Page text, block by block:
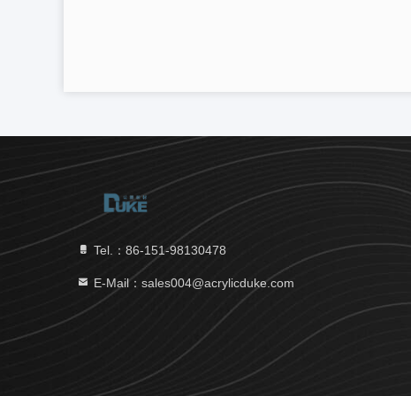
Tel.：86-151-98130478
E-Mail：sales004@acrylicduke.com